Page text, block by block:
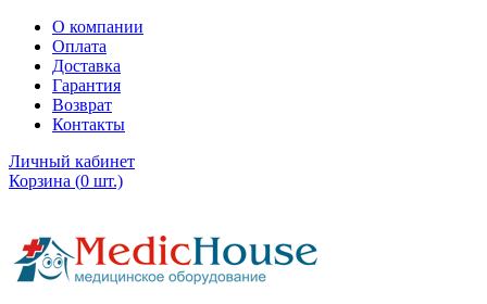
О компании
Оплата
Доставка
Гарантия
Возврат
Контакты
Личный кабинет
Корзина (0 шт.)